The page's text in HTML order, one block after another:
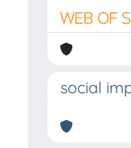
social